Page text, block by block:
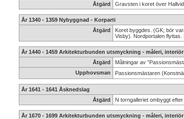
Åtgärd
Gravsten i koret över
År 1340 - 1359 Nybyggnad - Korparti
Åtgärd
Koret byggdes. (GK; bör
Visby). Nordportalen flyttas.
År 1440 - 1459 Arkitekturbunden utsmyckning - måleri, interiör
Åtgärd
Målningar av
Upphovsman
Passionsmästaren
År 1641 - 1641 Åsknedslag
Åtgärd
N torngalleriet ombyggt efter
År 1670 - 1699 Arkitekturbunden utsmyckning - måleri, interiör